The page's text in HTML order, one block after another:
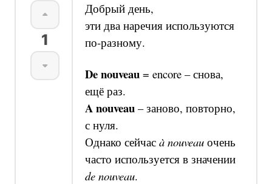
1
Добрый день,
эти два наречия используются
по-разному.
De nouveau = encore –снова,
ещё раз.
A nouveau –заново, повторно,
с нуля.
Однако сейчас à nouveau очень
часто используется в значении
de nouveau.